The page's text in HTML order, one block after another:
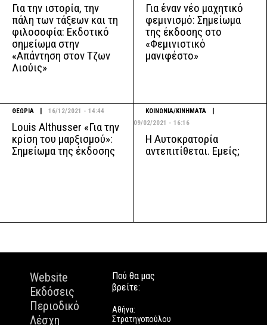
Για την ιστορία, την
πάλη των τάξεων και τη
φιλοσοφία: Εκδοτικό
σημείωμα στην
«Απάντηση στον Τζων
Λιούις»
Για έναν νέο μαχητικό
φεμινισμό: Σημείωμα
της έκδοσης στο
«Φεμινιστικό
μανιφέστο»
ΘΕΩΡΙΑ 16/12/2021 - 14:44
Louis Althusser «Για την
κρίση του μαρξισμού»:
Σημείωμα της έκδοσης
ΚΟΙΝΩΝΙΑ/ΚΙΝΗΜΑΤΑ
09/02/2021 - 16:16
Η Αυτοκρατορία
αντεπιτίθεται. Εμείς;
Website
Εκδόσεις
Περιοδικό
Λέσχη
Πού θα μας
βρείτε:
Αθήνα:
Στρατηγοπούλου